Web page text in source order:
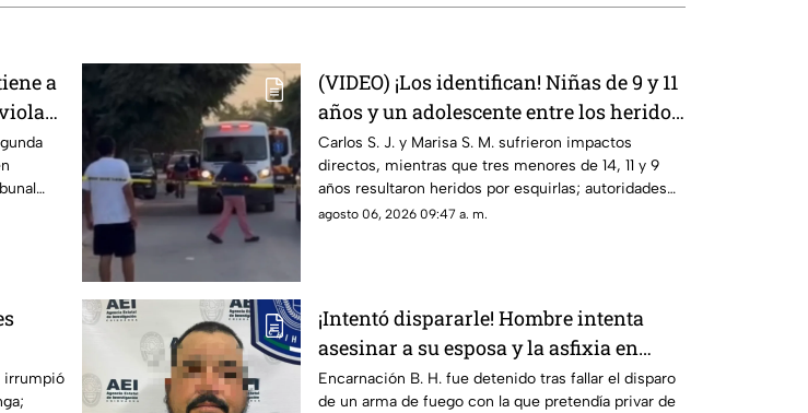
a
(VIDEO) ¡Los identifican! Niñas de 9 y 11
años y un adolescente entre los heridos
de gravedad en el ataque de esta
mañana
Carlos S. J. y Marisa S. M. sufrieron impactos
directos, mientras que tres menores de 14, 11 y 9
años resultaron heridos por esquirlas; autoridades
buscan a Abraham B., quien cuenta con
agosto 06, 2026 09:47 a. m.
irrumpió
¡Intentó dispararle! Hombre intenta
asesinar a su esposa y la asfixia en
Chihuahua
Encarnación B. H. fue detenido tras fallar el disparo
de un arma de fuego con la que pretendía privar de